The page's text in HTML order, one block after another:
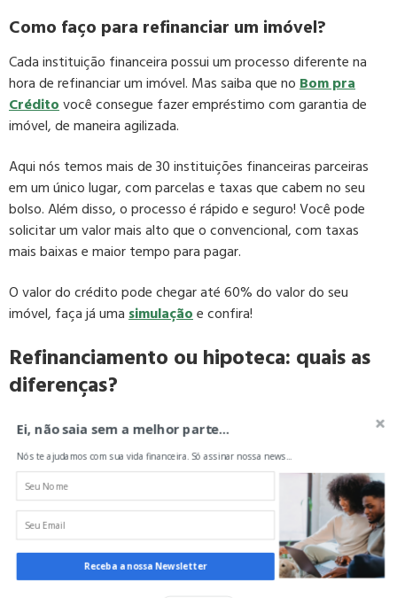
Como faço para refinanciar um imóvel?
Cada instituição financeira possui um processo diferente na
hora de refinanciar um imóvel. Mas saiba que noBom pra
Créditovocê consegue fazer empréstimo com garantia de
imóvel, de maneira agilizada.
Aqui nós temos mais de 30 instituições financeiras parceiras
em um único lugar, com parcelas e taxas que cabem no seu
bolso. Além disso, o processo é rápido e seguro! Você pode
solicitar um valor mais alto que o convencional, com taxas
mais baixas e maior tempo para pagar.
O valor do crédito pode chegar até 60% do valor do seu
imóvel, faça já umasimulaçãoe confira!
Refinanciamento ou hipoteca: quais as
diferenças?
Resumindo, os dois são modalidades de empréstimo com
garantia de imóvel. Entretanto, o contrato de cada uma delas
é diferente.
Enquanto um possui um contrato de alienação fiduciária,
sendo mais fácil para o banco tomar o bem em caso de
inadimplência, o outro é mais burocrático e requer recursos
Ei, não saia sem a melhor parte...
Nós te ajudamos com sua vida financeira. Só assinar nossa news...
Receba a nossa Newsletter